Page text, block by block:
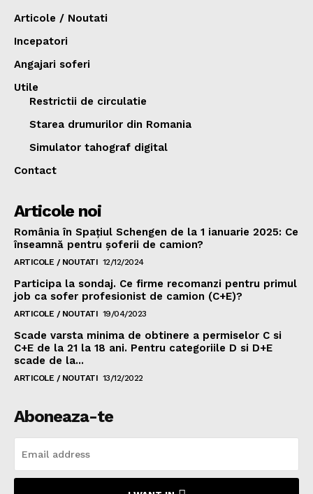
Articole / Noutati
Incepatori
Angajari soferi
Utile
Restrictii de circulatie
Starea drumurilor din Romania
Simulator tahograf digital
Contact
Articole noi
România în Spațiul Schengen de la 1 ianuarie 2025: Ce
înseamnă pentru șoferii de camion?
ARTICOLE / NOUTATI 12/12/2024
Participa la sondaj. Ce firme recomanzi pentru primul
job ca sofer profesionist de camion (C+E)?
ARTICOLE / NOUTATI 19/04/2023
Scade varsta minima de obtinere a permiselor C si
C+E de la 21 la 18 ani. Pentru categoriile D si D+E
scade de la...
ARTICOLE / NOUTATI 13/12/2022
Aboneaza-te